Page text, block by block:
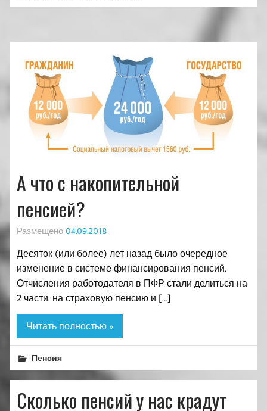
А что с накопительной
пенсией?
Размещено 04.09.2018
Десяток (или более) лет назад было очередное
изменение в системе финансирования пенсий.
Отчисления работодателя в ПФР стали делиться на
2 части: на страховую пенсию и […]
Читать полностью »
Пенсия
Сколько пенсий у нас крадут